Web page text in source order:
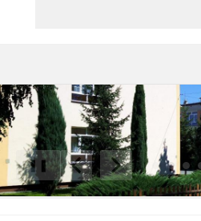
Poprzedni Element
Następny
❚❚